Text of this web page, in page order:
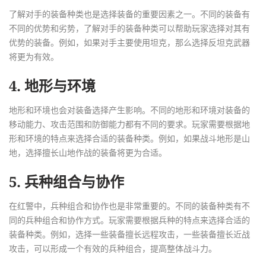
了解对手的装备种类也是选择装备的重要因素之一。不同的装备有
不同的优势和劣势，了解对手的装备种类可以帮助玩家选择对其有
优势的装备。例如，如果对手主要使用坦克，那么选择反坦克武器
将更为有效。
4. 地形与环境
地形和环境也会对装备选择产生影响。不同的地形和环境对装备的
移动能力、攻击范围和防御能力都有不同的要求。玩家需要根据地
形和环境的特点来选择合适的装备种类。例如，如果战斗地形是山
地，选择擅长山地作战的装备将更为合适。
5. 兵种组合与协作
在红警中，兵种组合和协作也是非常重要的。不同的装备种类有不
同的兵种组合和协作方式。玩家需要根据兵种的特点来选择合适的
装备种类。例如，选择一些装备擅长远程攻击，一些装备擅长近战
攻击，可以形成一个有效的兵种组合，提高整体战斗力。